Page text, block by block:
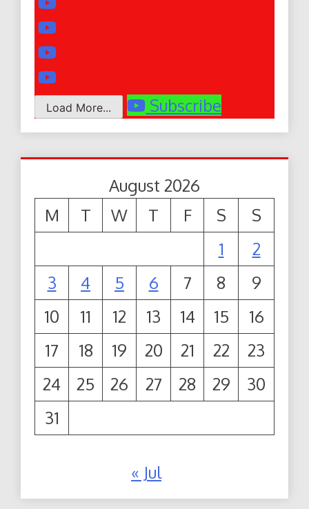
Load More... Subscribe
August 2026
M
T W T F S
S
1
2
3
4 5 6 7 8
9
10
11 12 13 14 15
16
17
18 19 20 21 22
23
24
25 26 27 28 29
30
31
« Jul